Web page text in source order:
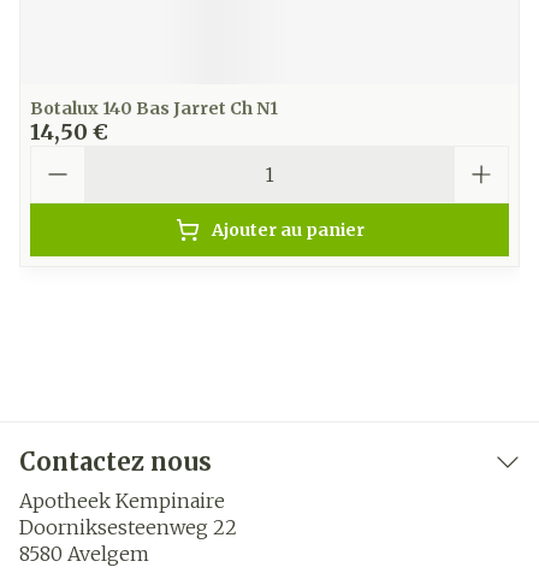
Botalux 140 Bas Jarret Ch N1
14,50 €
Ajouter au panier
Contactez nous
Apotheek Kempinaire
Doorniksesteenweg 22
8580 Avelgem